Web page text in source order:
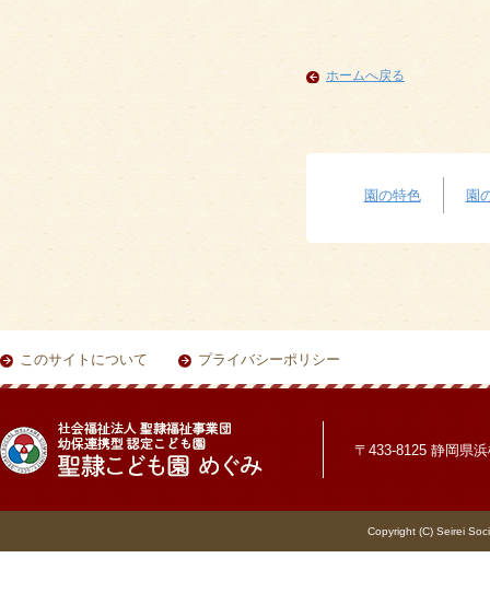
ホームへ戻る
園の特色 園
このサイトについて プライバシーポリシー
〒433-8125 静岡県
Copyright (C) Seirei